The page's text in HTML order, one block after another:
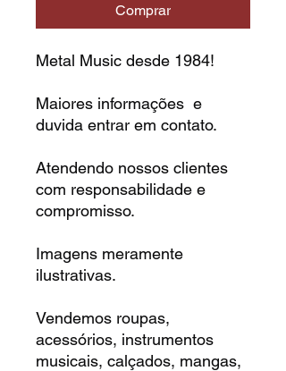
Comprar
Metal Music desde 1984!
Maiores informações e
duvida entrar em contato.
Atendendo nossos clientes
com responsabilidade e
compromisso.
Imagens meramente
ilustrativas.
Vendemos roupas,
acessórios, instrumentos
musicais, calçados, mangas,